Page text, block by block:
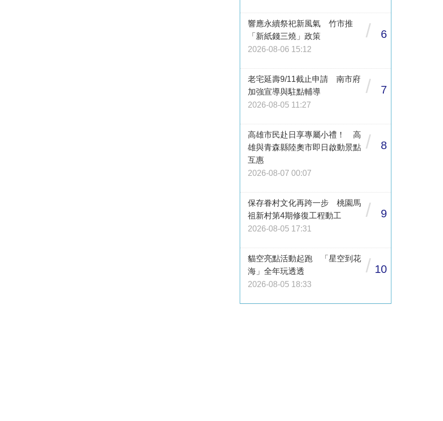
響應永續祭祀新風氣 竹市推
「新紙錢三燒」政策
2026-08-06 15:12
/ 6
老宅延壽9/11截止申請 南市府
加強宣導與駐點輔導
2026-08-05 11:27
/ 7
高雄市民赴日享專屬小禮！ 高
雄與青森縣陸奧市即日啟動景點
互惠
2026-08-07 00:07
/ 8
保存眷村文化再跨一步 桃園馬
祖新村第4期修復工程動工
2026-08-05 17:31
/ 9
貓空亮點活動起跑 「星空到花
海」全年玩透透
2026-08-05 18:33
/ 10